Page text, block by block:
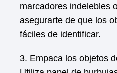
marcadores indelebles
asegurarte de que los
fáciles de identificar.
3. Empaca los objetos